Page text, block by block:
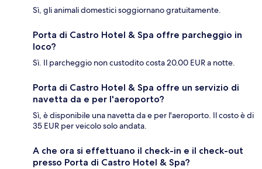
Sì, gli animali domestici soggiornano gratuitamente.
Porta di Castro Hotel & Spa offre parcheggio in
loco?
Sì. Il parcheggio non custodito costa 20.00 EUR a notte.
Porta di Castro Hotel & Spa offre un servizio di
navetta da e per l'aeroporto?
Sì, è disponibile una navetta da e per l'aeroporto. Il costo è di
35 EUR per veicolo solo andata.
A che ora si effettuano il check-in e il check-out
presso Porta di Castro Hotel & Spa?